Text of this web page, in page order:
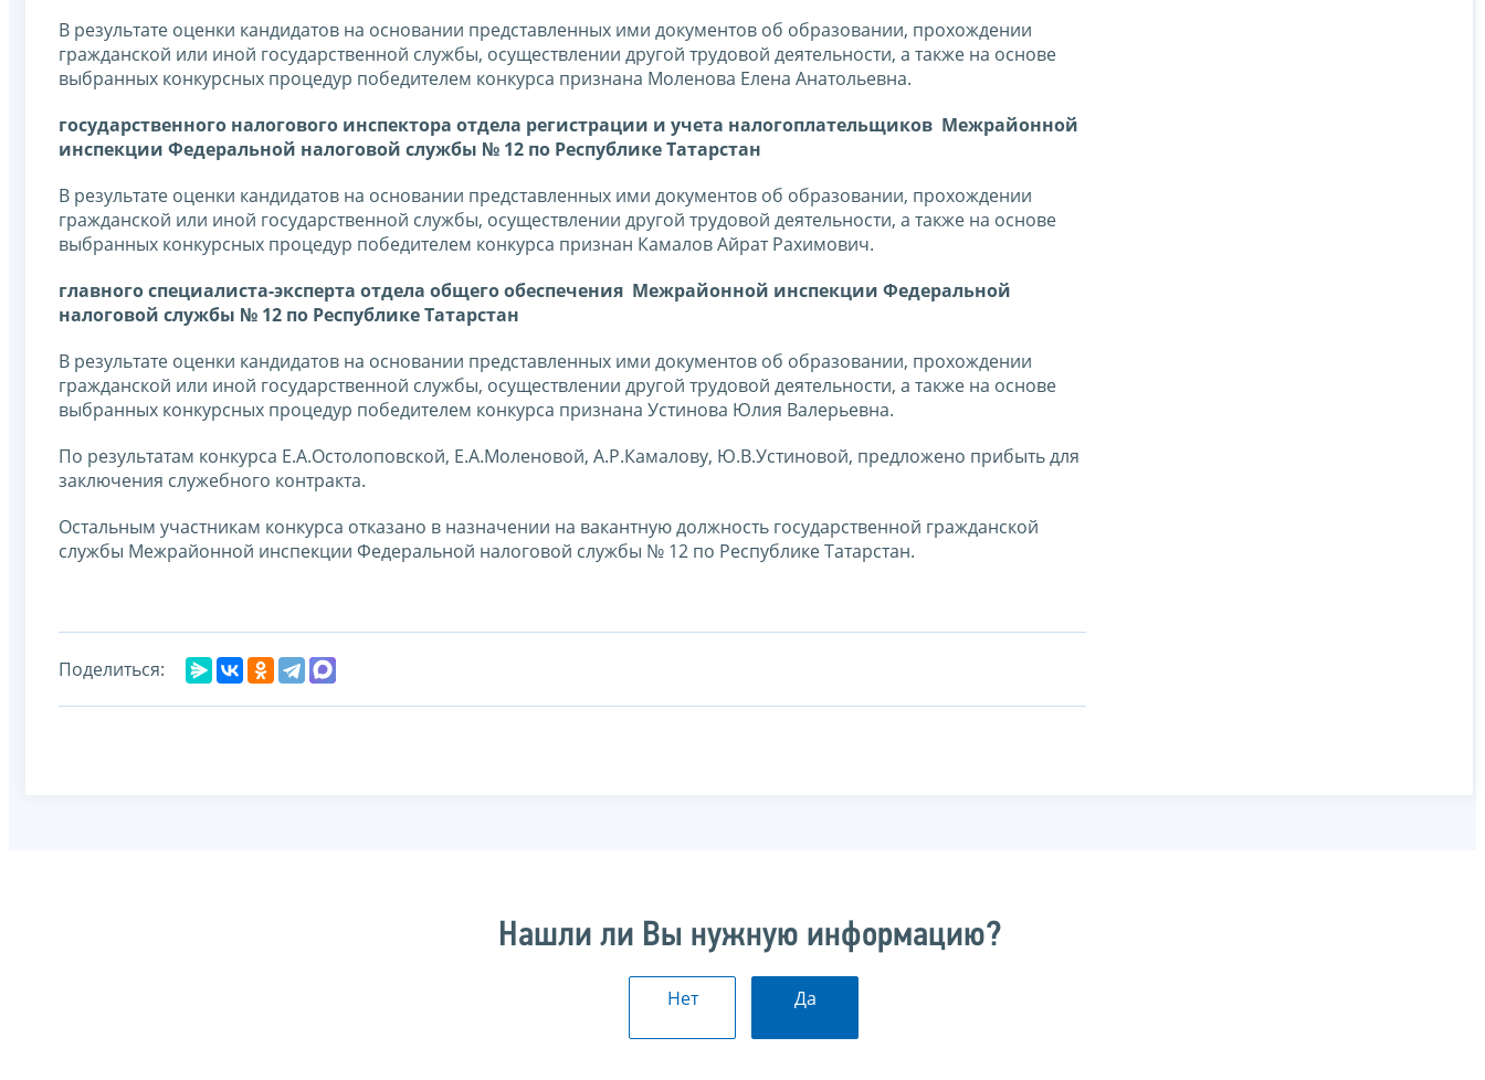
В результате оценки кандидатов на основании представленных ими документов об образовании, прохождении
гражданской или иной государственной службы, осуществлении другой трудовой деятельности, а также на основе
выбранных конкурсных процедур победителем конкурса признана Моленова Елена Анатольевна.
государственного налогового инспектора отдела регистрации и учета налогоплательщиков Межрайонной
инспекции Федеральной налоговой службы № 12 по Республике Татарстан
В результате оценки кандидатов на основании представленных ими документов об образовании, прохождении
гражданской или иной государственной службы, осуществлении другой трудовой деятельности, а также на основе
выбранных конкурсных процедур победителем конкурса признан Камалов Айрат Рахимович.
главного специалиста-эксперта отдела общего обеспечения Межрайонной инспекции Федеральной
налоговой службы № 12 по Республике Татарстан
В результате оценки кандидатов на основании представленных ими документов об образовании, прохождении
гражданской или иной государственной службы, осуществлении другой трудовой деятельности, а также на основе
выбранных конкурсных процедур победителем конкурса признана Устинова Юлия Валерьевна.
По результатам конкурса Е.А.Остолоповской, Е.А.Моленовой, А.Р.Камалову, Ю.В.Устиновой, предложено прибыть для
заключения служебного контракта.
Остальным участникам конкурса отказано в назначении на вакантную должность государственной гражданской
службы Межрайонной инспекции Федеральной налоговой службы № 12 по Республике Татарстан.
Поделиться:
Нашли ли Вы нужную информацию?
Нет Да